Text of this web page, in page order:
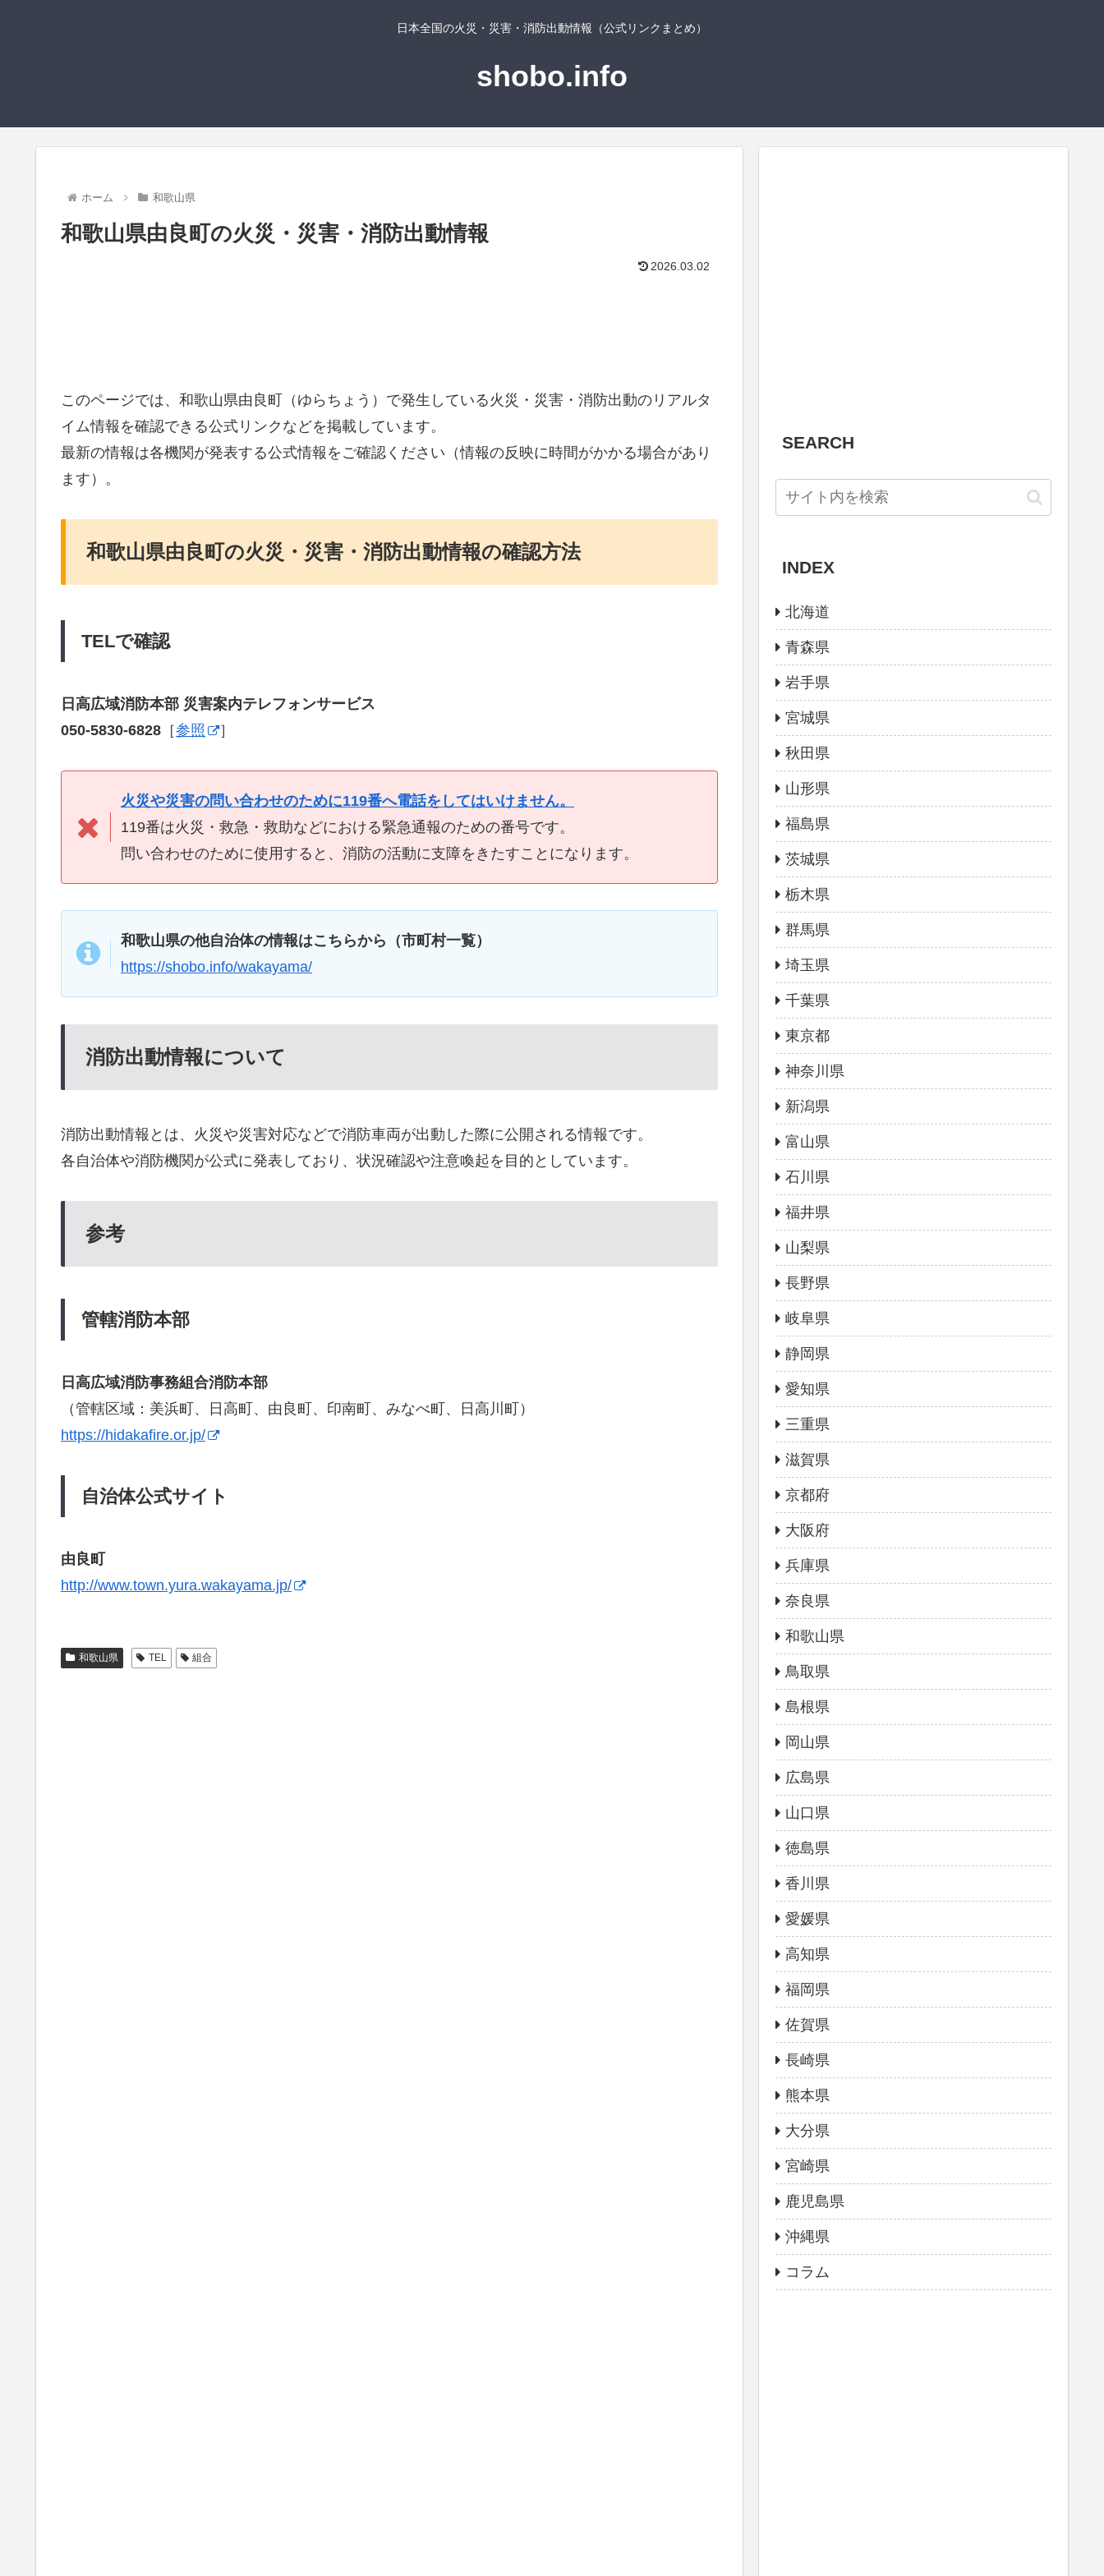
日本全国の火災・災害・消防出動情報（公式リンクまとめ）
shobo.info
ホーム 和歌山県
和歌山県由良町の火災・災害・消防出動情報
2026.03.02
このページでは、和歌山県由良町（ゆらちょう）で発生している火災・災害・消防出動のリアルタ
イム情報を確認できる公式リンクなどを掲載しています。
最新の情報は各機関が発表する公式情報をご確認ください（情報の反映に時間がかかる場合があり
ます）。
和歌山県由良町の火災・災害・消防出動情報の確認方法
TELで確認
日高広域消防本部 災害案内テレフォンサービス
050-5830-6828 ［参照 ］
火災や災害の問い合わせのために119番へ電話をしてはいけません。
119番は火災・救急・救助などにおける緊急通報のための番号です。
問い合わせのために使用すると、消防の活動に支障をきたすことになります。
和歌山県の他自治体の情報はこちらから（市町村一覧）
https://shobo.info/wakayama/
消防出動情報について
消防出動情報とは、火災や災害対応などで消防車両が出動した際に公開される情報です。
各自治体や消防機関が公式に発表しており、状況確認や注意喚起を目的としています。
参考
管轄消防本部
日高広域消防事務組合消防本部
（管轄区域：美浜町、日高町、由良町、印南町、みなべ町、日高川町）
https://hidakafire.or.jp/
自治体公式サイト
由良町
http://www.town.yura.wakayama.jp/
和歌山県 TEL 組合
SEARCH
INDEX
北海道
青森県
岩手県
宮城県
秋田県
山形県
福島県
茨城県
栃木県
群馬県
埼玉県
千葉県
東京都
神奈川県
新潟県
富山県
石川県
福井県
山梨県
長野県
岐阜県
静岡県
愛知県
三重県
滋賀県
京都府
大阪府
兵庫県
奈良県
和歌山県
鳥取県
島根県
岡山県
広島県
山口県
徳島県
香川県
愛媛県
高知県
福岡県
佐賀県
長崎県
熊本県
大分県
宮崎県
鹿児島県
沖縄県
コラム